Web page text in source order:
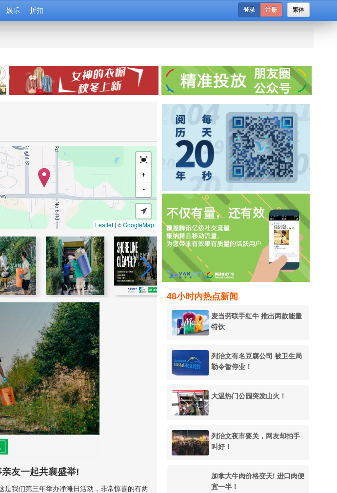
娱乐 折扣 繁体
登录 注册
48小时内热点新闻
麦当劳联手红牛 推出两款能量
特饮
列治文有名豆腐公司 被卫生局
勒令暂停业！
大温热门公园突发山火！
列治文夜市要关，网友却拍手
叫好！
加拿大牛肉价格变天! 进口肉便
宜一半！
+
-
Leaflet | ©GoogleMap
友一起共襄盛举!
是我们第三年举办净滩日活动，非常惊喜的有两